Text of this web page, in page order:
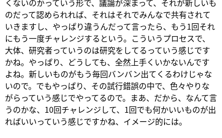
くないのかっていう形で、議論が深まって、それが新しいも
のだって認められれば、それはそれでみんなで共有されて
いきますし、やっぱり違うんだって言ったら、もう1回それ
にもう一度チャレンジするという。こういうプロセスで、
大体、研究者っていうのは研究をしてるっていう感じです
かね。やっぱり、どうしても、全然上手くいかないんです
よね。新しいものがもう毎回バンバン出てくるわけじゃな
いので。でもやっぱり、その試行錯誤の中で、色々やりな
がらっていう感じでやってるので。まあ、だから、なんて言
うのかな、10回チャレンジして、1回でも何かいいものが出
ればいいっていう感じですかね、イメージ的には。